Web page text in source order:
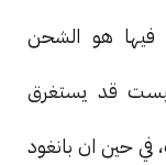
فيها هو الشحن
قد يستغرق
في حين ان بانغود